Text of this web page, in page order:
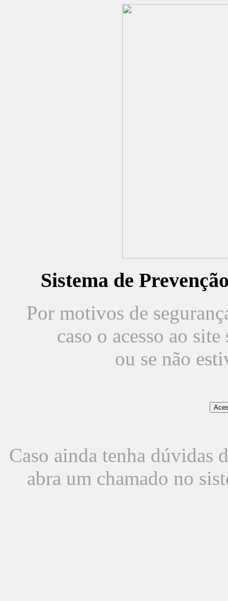
Sistema de
Por motivos de
caso o acesso ao
ou se não
Caso ainda tenha dúvidas
abra um chamado no